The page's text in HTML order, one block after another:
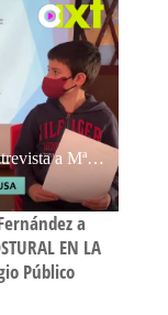
a
EN LA
Público